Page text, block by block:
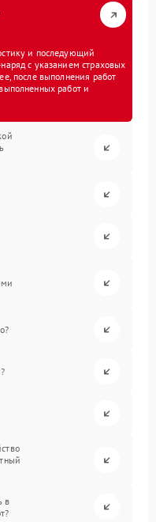
и последующий
с указанием страховых
после выполнения работ
работ и
в